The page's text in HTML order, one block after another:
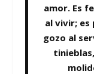
amor. Es
al vivir; es
gozo al